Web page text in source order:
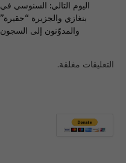
اليوم التالي: السنوسي في
بنغازي والجزيرة “حقيرة”
والمدوّنون إلى السجون
التعليقات مغلقة.